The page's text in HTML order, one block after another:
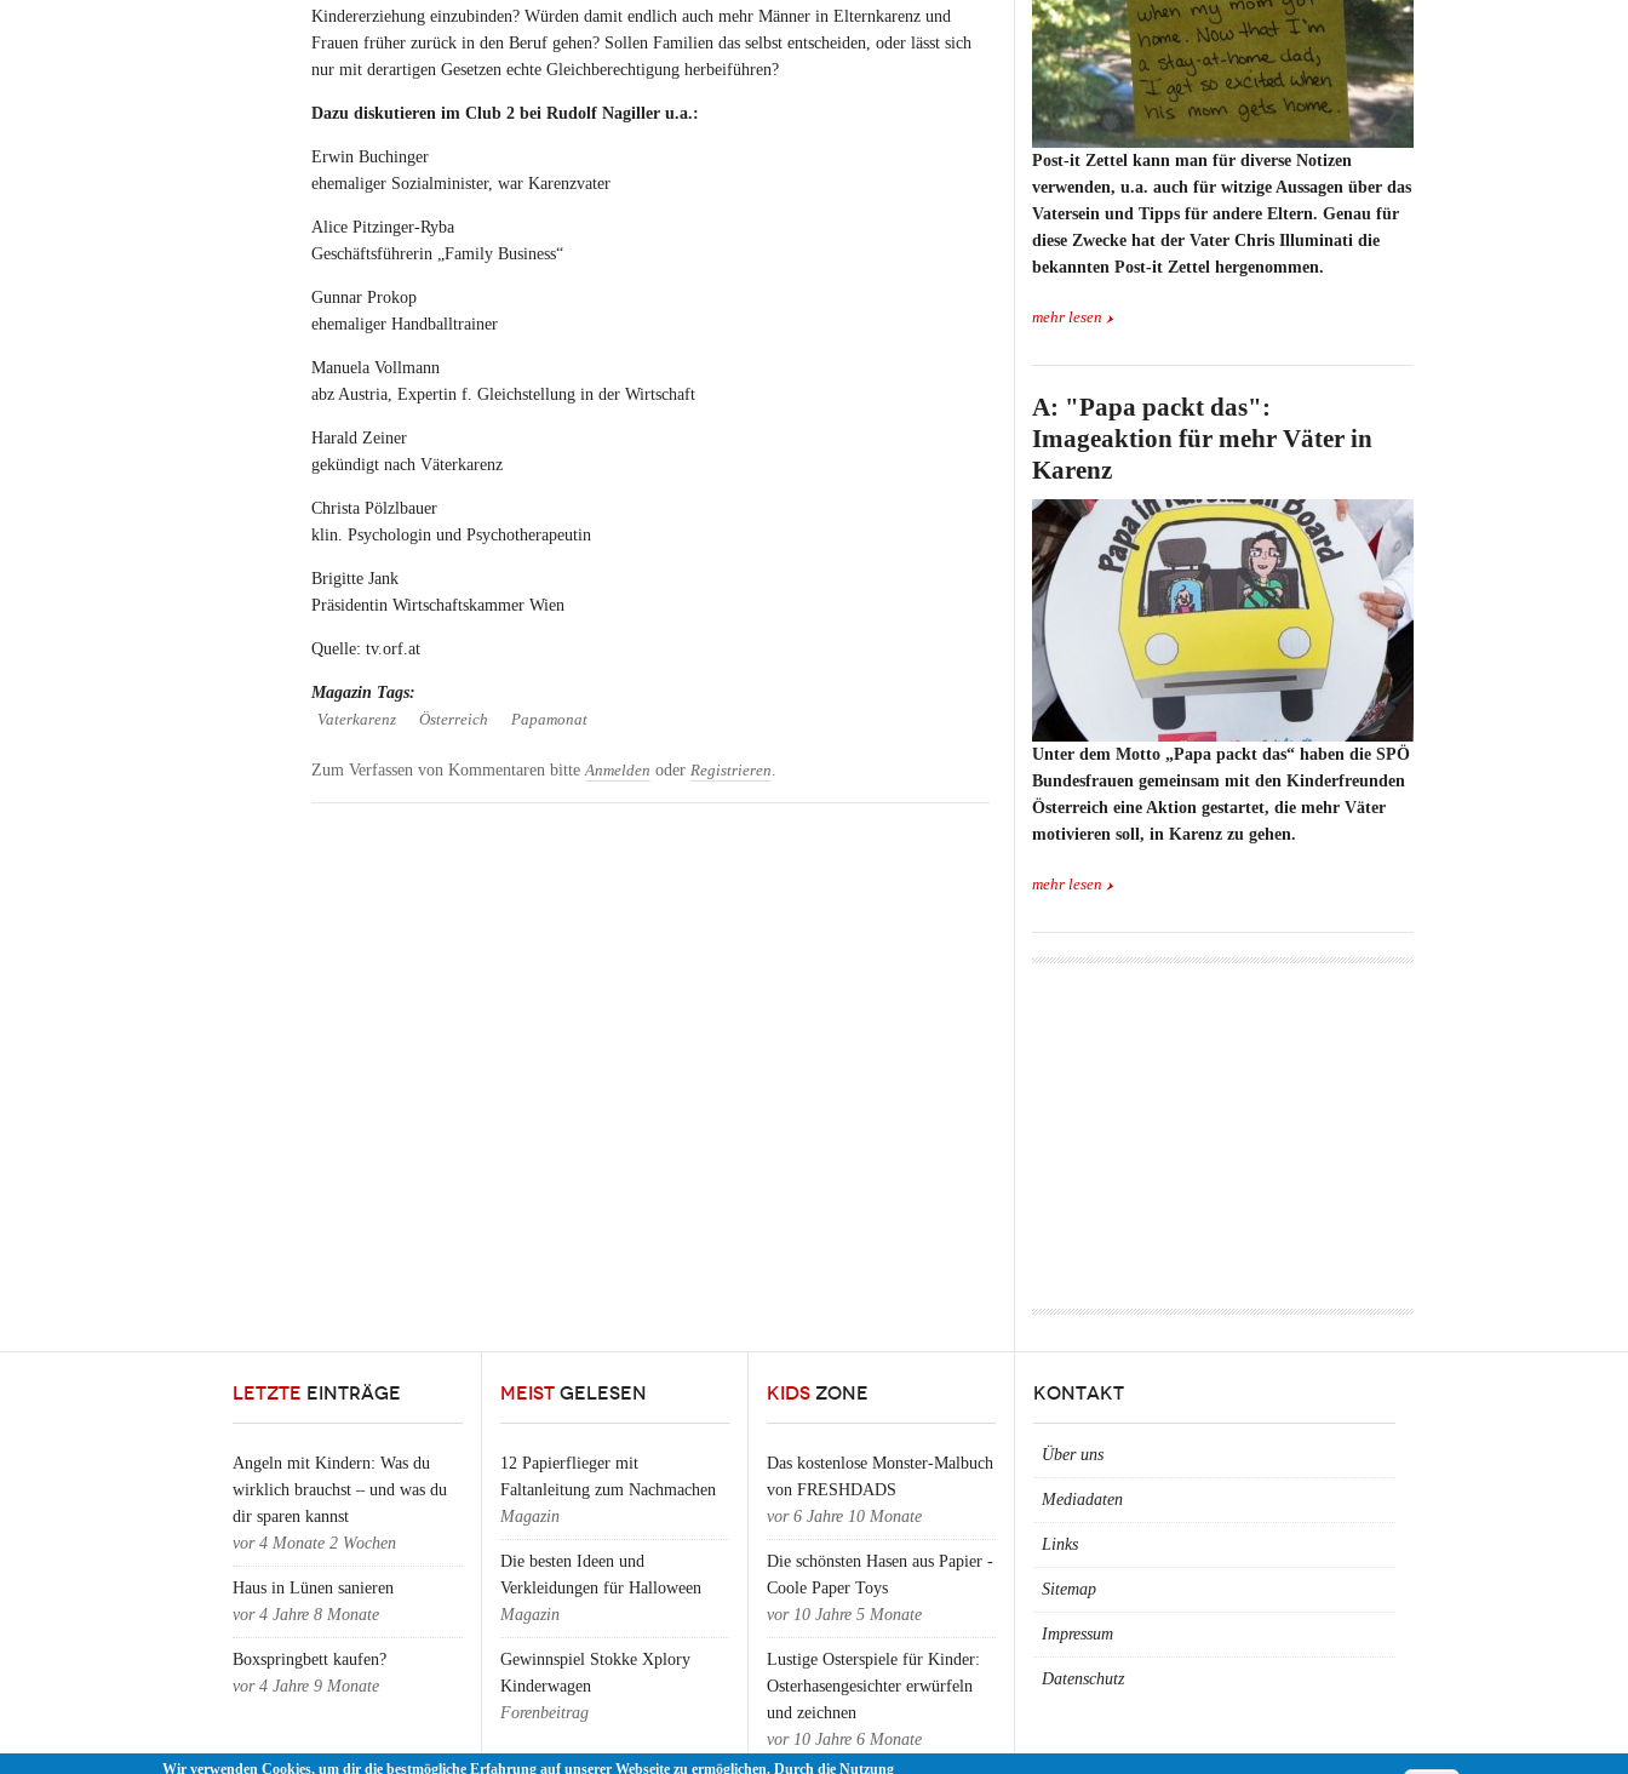
Kindererziehung einzubinden? Würden damit endlich auch mehr Männer in Elternkarenz und
Frauen früher zurück in den Beruf gehen? Sollen Familien das selbst entscheiden, oder lässt sich
nur mit derartigen Gesetzen echte Gleichberechtigung herbeiführen?
Dazu diskutieren im Club 2 bei Rudolf Nagiller u.a.:
Erwin Buchinger
ehemaliger Sozialminister, war Karenzvater
Alice Pitzinger-Ryba
Geschäftsführerin „Family Business“
Gunnar Prokop
ehemaliger Handballtrainer
Manuela Vollmann
abz Austria, Expertin f. Gleichstellung in der Wirtschaft
Harald Zeiner
gekündigt nach Väterkarenz
Christa Pölzlbauer
klin. Psychologin und Psychotherapeutin
Brigitte Jank
Präsidentin Wirtschaftskammer Wien
Quelle: tv.orf.at
Magazin Tags:
Vaterkarenz Österreich Papamonat
Zum Verfassen von Kommentaren bitteAnmelden oder Registrieren.
Post-it Zettel kann man für diverse Notizen
verwenden, u.a. auch für witzige Aussagen über das
Vatersein und Tipps für andere Eltern. Genau für
diese Zwecke hat der Vater Chris Illuminati die
bekannten Post-it Zettel hergenommen.
mehr lesen
A: "Papa packt das":
Imageaktion für mehr Väter in
Karenz
Unter dem Motto „Papa packt das“ haben die SPÖ
Bundesfrauen gemeinsam mit den Kinderfreunden
Österreich eine Aktion gestartet, die mehr Väter
motivieren soll, in Karenz zu gehen.
mehr lesen
LETZTE EINTRÄGE
Angeln mit Kindern: Was du
wirklich brauchst – und was du
dir sparen kannst
vor 4 Monate 2 Wochen
Haus in Lünen sanieren
vor 4 Jahre 8 Monate
Boxspringbett kaufen?
vor 4 Jahre 9 Monate
MEIST GELESEN
12 Papierflieger mit
Faltanleitung zum Nachmachen
Magazin
Die besten Ideen und
Verkleidungen für Halloween
Magazin
Gewinnspiel Stokke Xplory
Kinderwagen
Forenbeitrag
KIDS ZONE
Das kostenlose Monster-Malbuch
von FRESHDADS
vor 6 Jahre 10 Monate
Die schönsten Hasen aus Papier -
Coole Paper Toys
vor 10 Jahre 5 Monate
Lustige Osterspiele für Kinder:
Osterhasengesichter erwürfeln
und zeichnen
vor 10 Jahre 6 Monate
KONTAKT
Über uns
Mediadaten
Links
Sitemap
Impressum
Datenschutz
Wir verwenden Cookies, um dir die bestmögliche Erfahrung auf unserer Webseite zu ermöglichen. Durch die Nutzung